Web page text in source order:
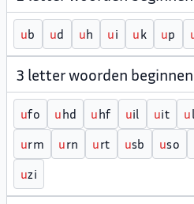
ub ud uh ui uk up
3 letter woorden
ufo uhd uhf uil uit u
urm urn urt usb uso
uzi